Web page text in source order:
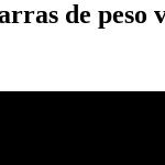
de peso